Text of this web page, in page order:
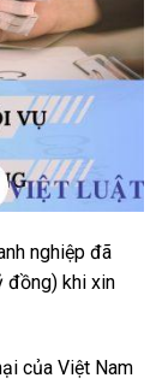
nghiệp đã
đồng) khi xin
của Việt Nam